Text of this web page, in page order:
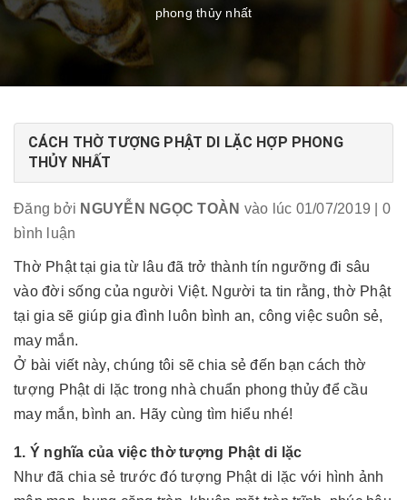
phong thủy nhất
CÁCH THỜ TƯỢNG PHẬT DI LẶC HỢP PHONG
THỦY NHẤT
Đăng bởi NGUYỄN NGỌC TOÀN vào lúc 01/07/2019 | 0
bình luận
Thờ Phật tại gia từ lâu đã trở thành tín ngưỡng đi sâu
vào đời sống của người Việt. Người ta tin rằng, thờ Phật
tại gia sẽ giúp gia đình luôn bình an, công việc suôn sẻ,
may mắn.
Ở bài viết này, chúng tôi sẽ chia sẻ đến bạn cách thờ
tượng Phật di lặc trong nhà chuẩn phong thủy để cầu
may mắn, bình an. Hãy cùng tìm hiểu nhé!
1. Ý nghĩa của việc thờ tượng Phật di lặc
Như đã chia sẻ trước đó tượng Phật di lặc với hình ảnh